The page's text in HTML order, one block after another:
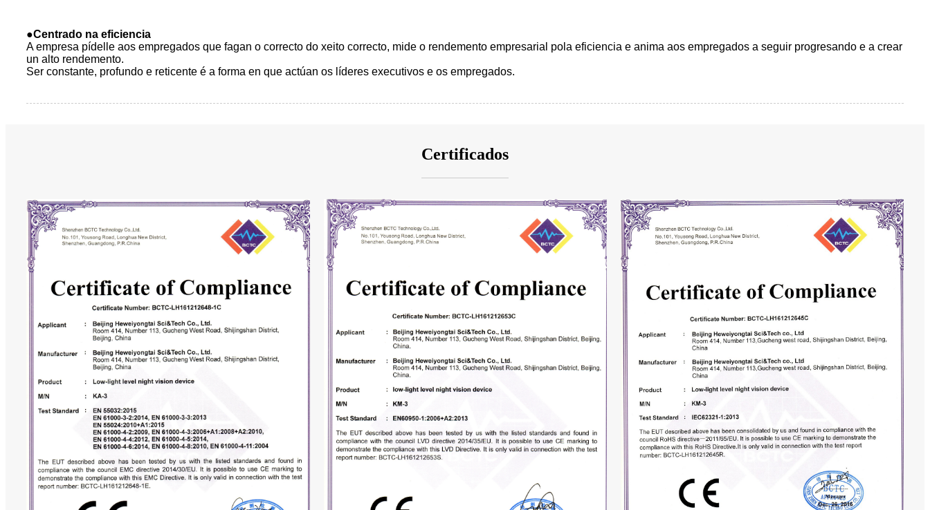
●Centrado na eficiencia
A empresa pídelle aos empregados que fagan o correcto do xeito correcto, mide o rendemento empresarial pola eficiencia e anima aos empregados a seguir progresando e a crear
un alto rendemento.
Ser constante, profundo e reticente é a forma en que actúan os líderes executivos e os empregados.
Certificados